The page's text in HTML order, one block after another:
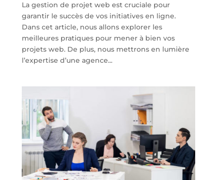
La gestion de projet web est cruciale pour
garantir le succès de vos initiatives en ligne.
Dans cet article, nous allons explorer les
meilleures pratiques pour mener à bien vos
projets web. De plus, nous mettrons en lumière
l’expertise d’une agence...